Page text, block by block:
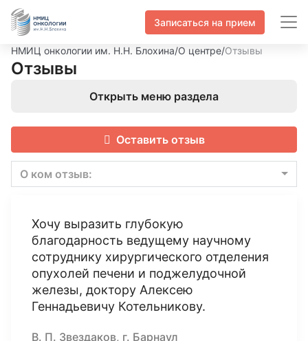
Записаться на прием
НМИЦ онкологии им. Н.Н. Блохина/О центре/Отзывы
Отзывы
Открыть меню раздела
Оставить отзыв
О ком отзыв:
Хочу выразить глубокую
благодарность ведущему научному
сотруднику хирургического отделения
опухолей печени и поджелудочной
железы, доктору Алексею
Геннадьевичу Котельникову.
В. П. Звездаков, г. Барнаул